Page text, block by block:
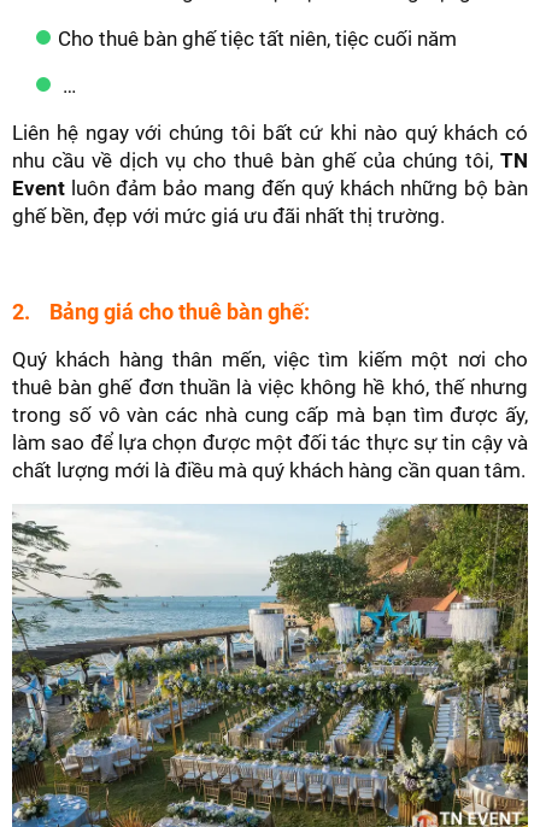
Cho thuê bàn ghế tiệc tất niên, tiệc cuối năm
…
Liên hệ ngay với chúng tôi bất cứ khi nào quý khách có
nhu cầu về dịch vụ cho thuê bàn ghế của chúng tôi, TN
Event luôn đảm bảo mang đến quý khách những bộ bàn
ghế bền, đẹp với mức giá ưu đãi nhất thị trường.
2. Bảng giá cho thuê bàn ghế:
Quý khách hàng thân mến, việc tìm kiếm một nơi cho
thuê bàn ghế đơn thuần là việc không hề khó, thế nhưng
trong số vô vàn các nhà cung cấp mà bạn tìm được ấy,
làm sao để lựa chọn được một đối tác thực sự tin cậy và
chất lượng mới là điều mà quý khách hàng cần quan tâm.